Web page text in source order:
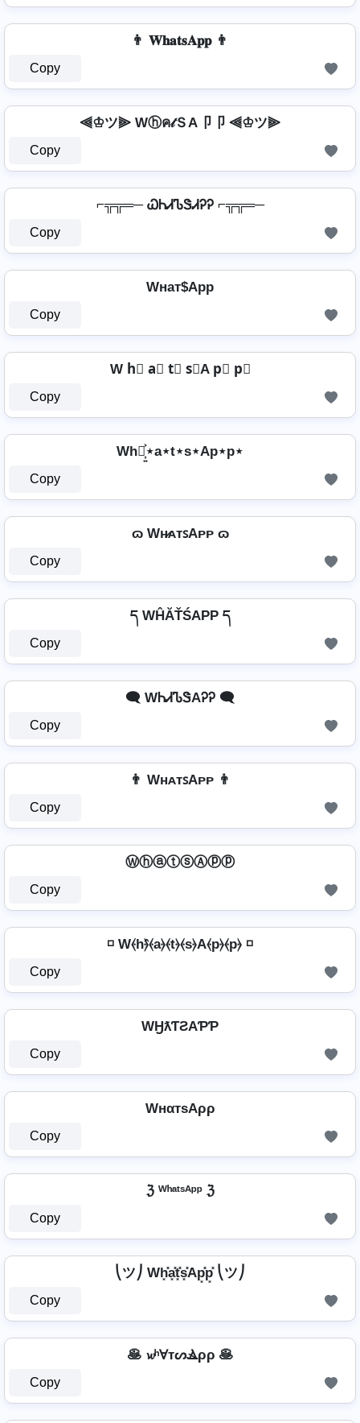
👨 𝐖𝐡𝐚𝐭𝐬𝐀𝐩𝐩 👨
Copy
⫷♔ツ⫸ Wⓗค𝓉ＳA卩卩 ⫷♔ツ⫸
Copy
⌐╦╦═─ ᏇᏂᏗᏖᏕᏗᎮᎮ ⌐╦╦═─
Copy
Wнат$App
Copy
W h⃣ a⃣ t⃣ s⃣A p⃣ p⃣
Copy
Wh⋆͎͍͐⋆a⋆t⋆s⋆Ap⋆p⋆
Copy
ɷ Wʜ̷ᴀᴛꜱAᴘᴘ ɷ
Copy
ད WĤĂŤŚAРР ད
Copy
🗨️ WᏂᏗᏖᏕAᎮᎮ 🗨️
Copy
👨 WʜᴀᴛꜱAᴘᴘ 👨
Copy
ⓌⓗⓐⓣⓢⒶⓟⓟ
Copy
◽ W⦑h⦒̂⦑a⦒⦑t⦒⦑s⦒A⦑p⦒⦑p⦒ ◽
Copy
WӇƛƬƧAƤƤ
Copy
WнαтѕAρρ
Copy
ℨ ᵂʰᵃᵗˢᴬᵖᵖ ℨ
Copy
⎝ツ⎠ Wh͓̽a͓̽t͓̽s͓̽Ap͓̽p͓̽ ⎝ツ⎠
Copy
🥞 𝔀ʰⱯтᔕⳚρρ 🥞
Copy